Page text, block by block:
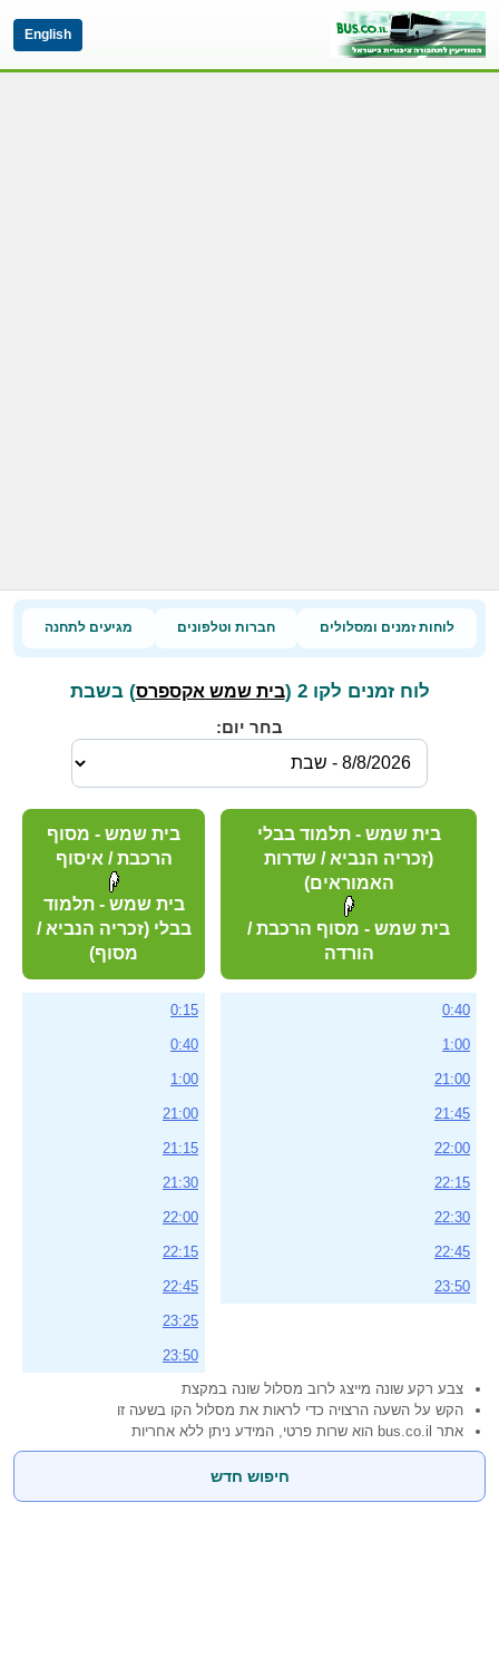
English
לוחות זמנים ומסלולים חברות וטלפונים מגיעים לתחנה
לוח זמנים לקו 2 ( בית שמש אקספרס) בשבת
בחר יום:
בית שמש - תלמוד בבלי
(זכריה הנביא / שדרות
האמוראים)
בית שמש - מסוף הרכבת /
הורדה
0:40
1:00
21:00
21:45
22:00
22:15
22:30
22:45
23:50
בית שמש - מסוף
הרכבת / איסוף
בית שמש - תלמוד
בבלי (זכריה הנביא /
מסוף)
0:15
0:40
1:00
21:00
21:15
21:30
22:00
22:15
22:45
23:25
23:50
צבע רקע שונה מייצג לרוב מסלול שונה במקצת
הקש על השעה הרצויה כדי לראות את מסלול הקו בשעה זו
אתר bus.co.il הוא שרות פרטי, המידע ניתן ללא אחריות
חיפוש חדש